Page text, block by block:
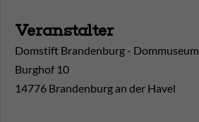
Veranstalter
Domstift Brandenburg - Dommuseum
Burghof 10
14776 Brandenburg an der Havel